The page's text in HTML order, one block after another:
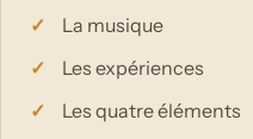
La musique
Les expériences
Les quatre éléments